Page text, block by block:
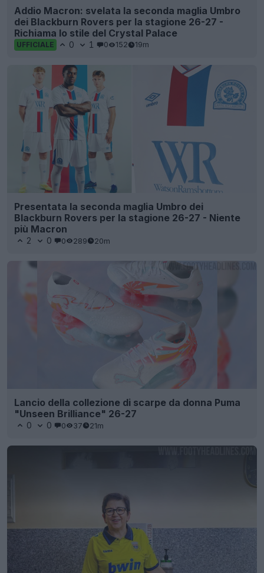
Addio Macron: svelata la seconda maglia Umbro
dei Blackburn Rovers per la stagione 26-27 -
Richiama lo stile del Crystal Palace
UFFICIALE 0 1 0 152 19m
Presentata la seconda maglia Umbro dei
Blackburn Rovers per la stagione 26-27 - Niente
più Macron
2 0 0 289 20m
Lancio della collezione di scarpe da donna Puma
"Unseen Brilliance" 26-27
0 0 0 37 21m